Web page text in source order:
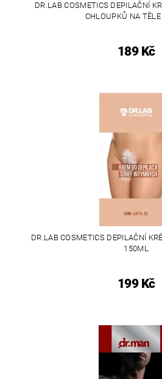
DR.LAB COSMETICS DEPILAČNÍ
CHLOUPKŮ NA
189 Kč
DR.LAB COSMETICS DEPILAČNÍ
150ML
199 Kč